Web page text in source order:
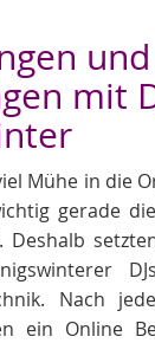
und
mit
Mühe in die
gerade
Deshalb
Nach
ein Online